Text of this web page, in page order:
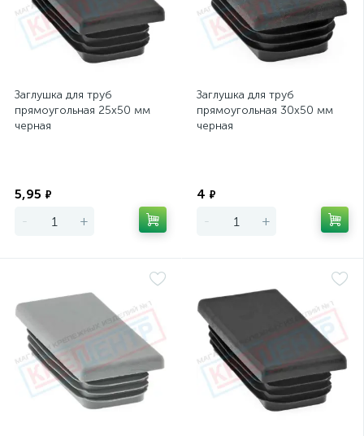
Заглушка для труб
прямоугольная 25х50 мм
черная
5,95 ₽
- +
Заглушка для труб
прямоугольная 30х50 мм
черная
4 ₽
- +